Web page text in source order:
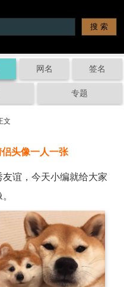
网名 签名
专题
文
头像一人一张
谊，今天小编就给大家